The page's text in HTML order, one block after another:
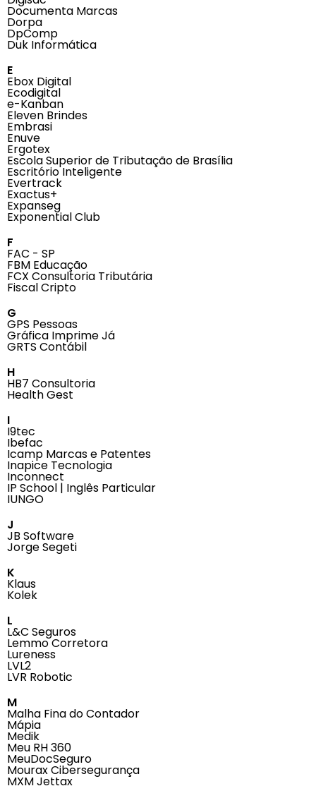
Documenta Marcas
Dorpa
DpComp
Duk Informática
E
Ebox Digital
Ecodigital
e-Kanban
Eleven Brindes
Embrasi
Enuve
Ergotex
Escola Superior de Tributação de Brasília
Escritório Inteligente
Evertrack
Exactus+
Expanseg
Exponential Club
F
FAC - SP
FBM Educação
FCX Consultoria Tributária
Fiscal Cripto
G
GPS Pessoas
Gráfica Imprime Já
GRTS Contábil
H
HB7 Consultoria
Health Gest
I
I9tec
Ibefac
Icamp Marcas e Patentes
Inapice Tecnologia
Inconnect
IP School | Inglês Particular
IUNGO
J
JB Software
Jorge Segeti
K
Klaus
Kolek
L
L&C Seguros
Lemmo Corretora
Lureness
LVL2
LVR Robotic
M
Malha Fina do Contador
Mápia
Medik
Meu RH 360
MeuDocSeguro
Mourax Cibersegurança
MXM Jettax